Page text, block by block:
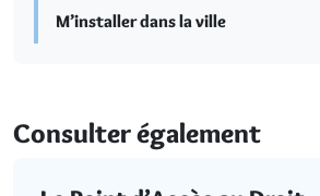
M’installer dans la ville
Consulter également